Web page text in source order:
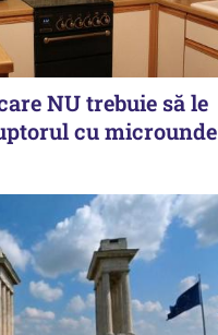
NU trebuie să le
cu microunde